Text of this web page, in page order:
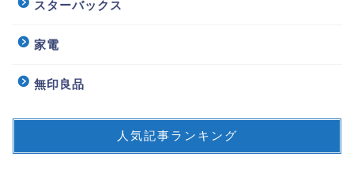
スターバックス
家電
無印良品
人気記事ランキング